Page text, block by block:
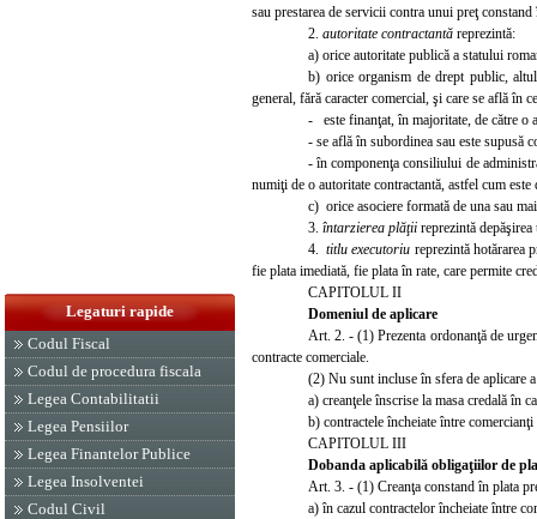
Legaturi rapide
Codul Fiscal
Codul de procedura fiscala
Legea Contabilitatii
Legea Pensiilor
Legea Finantelor Publice
Legea Insolventei
Codul Civil
sau prestarea de servicii contra unui preţ constand
2. autoritate contractantă reprezintă:
a) orice autoritate publică a statului roma
b) orice organism de drept public,
general, fără caracter comercial, şi care se află în
- este finanţat, în majoritate, de către o
- se află în subordinea sau este supusă
- în componenţa consiliului de
numiţi de o autoritate contractantă, astfel cum
c) orice asociere formată de una sau
3. întarzierea plăţii reprezintă
4.titlu executoriu reprezintă hotărarea
fie plata imediată, fie plata în rate, care permite
CAPITOLUL II
Domeniul de aplicare
Art. 2. - (1) Prezenta ordonanţă de
contracte comerciale.
(2) Nu sunt incluse în sfera de aplicare
a) creanţele înscrise la masa credală în
b) contractele încheiate între
CAPITOLUL III
Dobanda aplicabilă obligaţiilor de
Art. 3. - (1) Creanţa constand în plata
a) în cazul contractelor încheiate între